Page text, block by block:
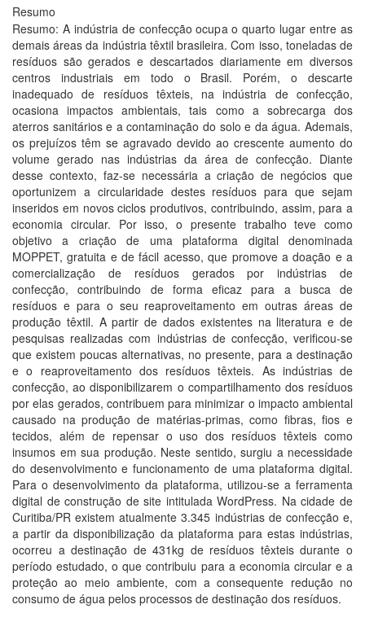
Resumo
Resumo: A indústria de confecção ocupa o quarto lugar entre as
demais áreas da indústria têxtil brasileira. Com isso, toneladas de
resíduos são gerados e descartados diariamente em diversos
centros industriais em todo o Brasil. Porém, o descarte
inadequado de resíduos têxteis, na indústria de confecção,
ocasiona impactos ambientais, tais como a sobrecarga dos
aterros sanitários e a contaminação do solo e da água. Ademais,
os prejuízos têm se agravado devido ao crescente aumento do
volume gerado nas indústrias da área de confecção. Diante
desse contexto, faz-se necessária a criação de negócios que
oportunizem a circularidade destes resíduos para que sejam
inseridos em novos ciclos produtivos, contribuindo, assim, para a
economia circular. Por isso, o presente trabalho teve como
objetivo a criação de uma plataforma digital denominada
MOPPET, gratuita e de fácil acesso, que promove a doação e a
comercialização de resíduos gerados por indústrias de
confecção, contribuindo de forma eficaz para a busca de
resíduos e para o seu reaproveitamento em outras áreas de
produção têxtil. A partir de dados existentes na literatura e de
pesquisas realizadas com indústrias de confecção, verificou-se
que existem poucas alternativas, no presente, para a destinação
e o reaproveitamento dos resíduos têxteis. As indústrias de
confecção, ao disponibilizarem o compartilhamento dos resíduos
por elas gerados, contribuem para minimizar o impacto ambiental
causado na produção de matérias-primas, como fibras, fios e
tecidos, além de repensar o uso dos resíduos têxteis como
insumos em sua produção. Neste sentido, surgiu a necessidade
do desenvolvimento e funcionamento de uma plataforma digital.
Para o desenvolvimento da plataforma, utilizou-se a ferramenta
digital de construção de site intitulada WordPress. Na cidade de
Curitiba/PR existem atualmente 3.345 indústrias de confecção e,
a partir da disponibilização da plataforma para estas indústrias,
ocorreu a destinação de 431kg de resíduos têxteis durante o
período estudado, o que contribuiu para a economia circular e a
proteção ao meio ambiente, com a consequente redução no
consumo de água pelos processos de destinação dos resíduos.